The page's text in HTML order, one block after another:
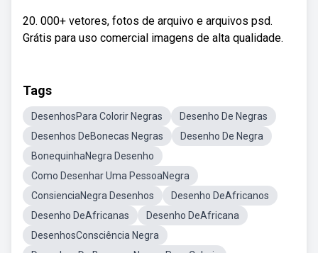
20. 000+ vetores, fotos de arquivo e arquivos psd.
Grátis para uso comercial imagens de alta qualidade.
Tags
DesenhosPara Colorir Negras
Desenho De Negras
Desenhos DeBonecas Negras
Desenho De Negra
BonequinhaNegra Desenho
Como Desenhar Uma PessoaNegra
ConsienciaNegra Desenhos
Desenho DeAfricanos
Desenho DeAfricanas
Desenho DeAfricana
DesenhosConsciência Negra